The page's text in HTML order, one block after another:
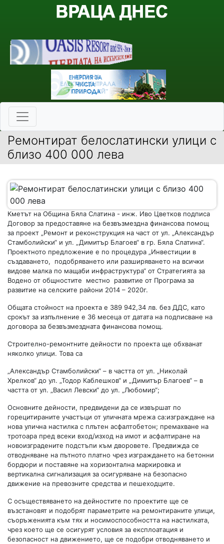
Ремонтират белослатински улици с
близо 400 000 лева
Кметът на Община Бяла Слатина - инж. Иво Цветков подписа
Договор за предоставяне на безвъзмездна финансова помощ
за проект „Ремонт и реконструкция на част от ул. „Александър
Стамболийски“ и ул. „Димитър Благоев“ в гр. Бяла Слатина“.
Проектното предложение е по процедура „Инвестиции в
създаването, подобряването или разширяването на всички
видове малка по мащаби инфраструктура“ от Стратегията за
Водено от общностите местно развитие от Програма за
развитие на селските райони 2014 – 2020г.
Общата стойност на проекта е 389 942,34 лв. без ДДС, като
срокът за изпълнение е 36 месеца от датата на подписване на
договора за безвъзмездната финансова помощ.
Строително-ремонтните дейности по проекта ще обхванат
няколко улици. Това са
„Александър Стамболийски“ – в частта от ул. „Николай
Хрелков“ до ул. „Тодор Каблешков“ и „Димитър Благоев“ – в
частта от ул. „Васил Левски“ до ул. „Любомир“;
Основните дейности, предвидени да се извършат по
горецитираните участъци от уличната мрежа са:изграждане на
нова улична настилка с плътен асфалтобетон; премахване на
тротоара пред всеки вход/изход на имот и асфалтиране на
новоизградените подстъпи към дворовете. Предвижда се
отводняване на пътното платно чрез изграждането на бетонни
бордюри и поставяне на хоризонтална маркировка и
вертикална сигнализация за осигуряване на безопасно
движение на превозните средства и пешеходците.
С осъществяването на дейностите по проектите ще се
възстановят и подобрят параметрите на ремонтираните улици,
съоръженията към тях и носимоспособността на настилката,
чрез което ще се осигурят условия за експлоатация и
безопасност на движението, ще се подобри отводняването и